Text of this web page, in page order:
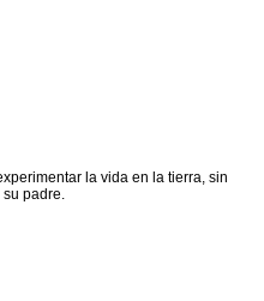
la vida en la tierra, sin
padre.